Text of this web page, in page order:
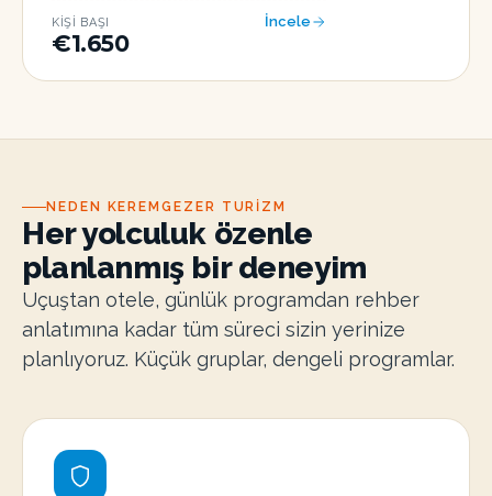
KIŞI BAŞI
€1.650
İncele
NEDEN KEREMGEZER TURIZM
Her yolculuk özenle
planlanmış bir deneyim
Uçuştan otele, günlük programdan rehber
anlatımına kadar tüm süreci sizin yerinize
planlıyoruz. Küçük gruplar, dengeli programlar.